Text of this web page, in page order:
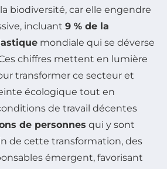
biodiversité, car elle engendre
incluant 9 % de la
mondiale qui se déverse
chiffres mettent en lumière
transformer ce secteur et
écologique tout en
de travail décentes
de personnes qui y sont
de cette transformation, des
émergent, favorisant